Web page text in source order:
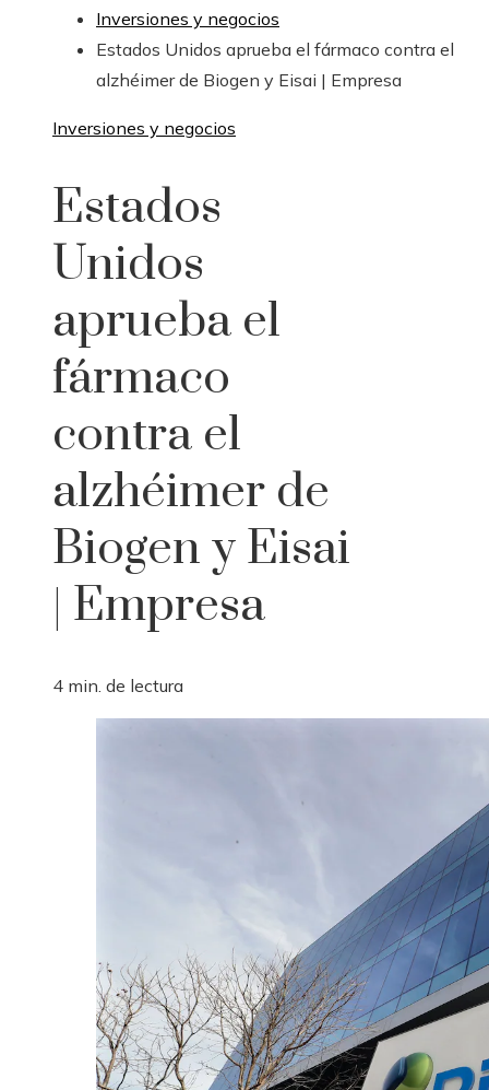
Inversiones y negocios
Estados Unidos aprueba el fármaco contra el
alzhéimer de Biogen y Eisai | Empresa
Inversiones y negocios
Estados
Unidos
aprueba el
fármaco
contra el
alzhéimer de
Biogen y Eisai
| Empresa
4 min. de lectura